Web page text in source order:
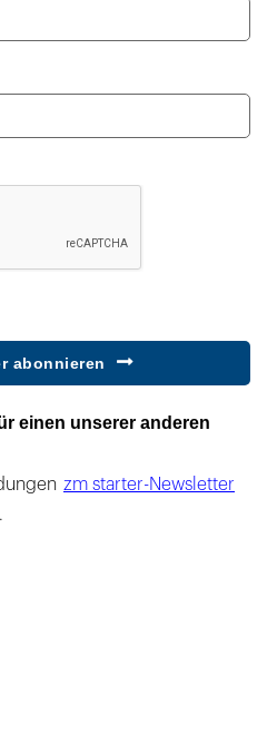
abonnieren
einen unserer anderen
zm starter-Newsletter
.